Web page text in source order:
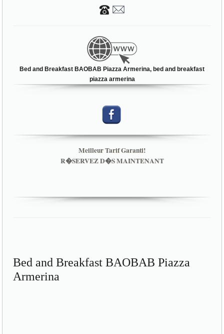
Bed and Breakfast BAOBAB Piazza Armerina, bed and breakfast
piazza armerina
Meilleur Tarif Garanti!
R�SERVEZ D�S MAINTENANT
Bed and Breakfast BAOBAB Piazza
Armerina